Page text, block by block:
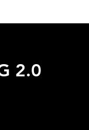
2.0